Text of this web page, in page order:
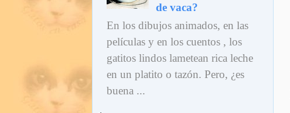
de vaca?
En los dibujos animados, en las
películas y en los cuentos , los
gatitos lindos lametean rica leche
en un platito o tazón. Pero, ¿es
buena ...